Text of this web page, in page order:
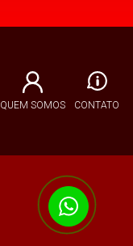
QUEM SOMOS CONTATO